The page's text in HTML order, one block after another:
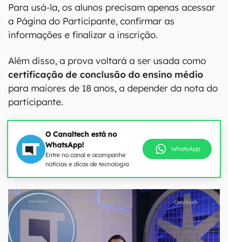
Para usá-la, os alunos precisam apenas acessar
a Página do Participante, confirmar as
informações e finalizar a inscrição.
Além disso, a prova voltará a ser usada como
certificação de conclusão do ensino médio
para maiores de 18 anos, a depender da nota do
participante.
O Canaltech está no
WhatsApp!
Entre no canal e acompanhe
notícias e dicas de tecnologia
WhatsApp